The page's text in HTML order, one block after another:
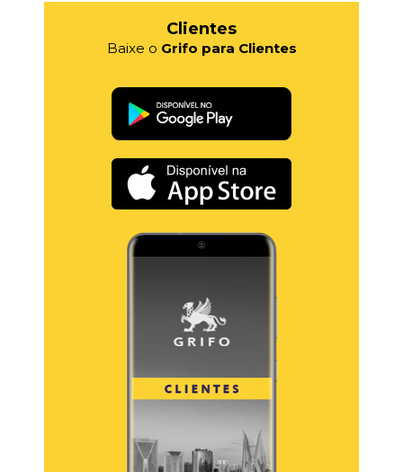
Clientes
Baixe o Grifo para Clientes